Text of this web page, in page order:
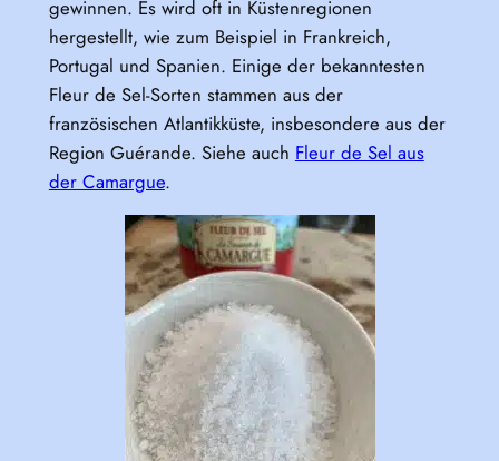
gewinnen. Es wird oft in Küstenregionen
hergestellt, wie zum Beispiel in Frankreich,
Portugal und Spanien. Einige der bekanntesten
Fleur de Sel-Sorten stammen aus der
französischen Atlantikküste, insbesondere aus der
Region Guérande. Siehe auch Fleur de Sel aus
der Camargue.